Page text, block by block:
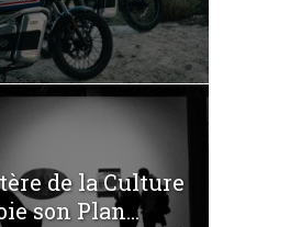
de la Culture
son Plan...